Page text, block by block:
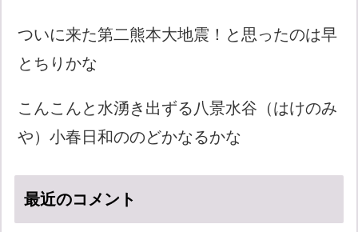
ついに来た第二熊本大地震！と思ったのは早
とちりかな
こんこんと水湧き出ずる八景水谷（はけのみ
や）小春日和ののどかなるかな
最近のコメント